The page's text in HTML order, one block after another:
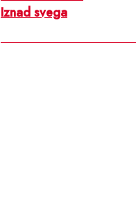
Iznad svega